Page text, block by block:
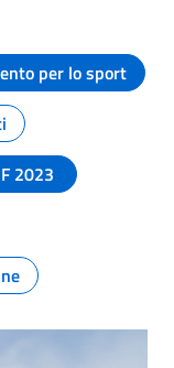
per lo sport
2023